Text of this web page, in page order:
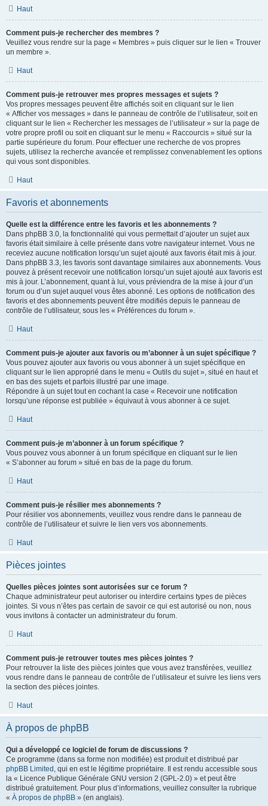
Haut
Comment puis-je rechercher des membres ?
Veuillez vous rendre sur la page « Membres » puis cliquer sur le lien « Trouver
un membre ».
Haut
Comment puis-je retrouver mes propres messages et sujets ?
Vos propres messages peuvent être affichés soit en cliquant sur le lien
« Afficher vos messages » dans le panneau de contrôle de l’utilisateur, soit en
cliquant sur le lien « Rechercher les messages de l’utilisateur » sur la page de
votre propre profil ou soit en cliquant sur le menu « Raccourcis » situé sur la
partie supérieure du forum. Pour effectuer une recherche de vos propres
sujets, utilisez la recherche avancée et remplissez convenablement les options
qui vous sont disponibles.
Haut
Favoris et abonnements
Quelle est la différence entre les favoris et les abonnements ?
Dans phpBB 3.0, la fonctionnalité qui vous permettait d’ajouter un sujet aux
favoris était similaire à celle présente dans votre navigateur internet. Vous ne
receviez aucune notification lorsqu’un sujet ajouté aux favoris était mis à jour.
Dans phpBB 3.3, les favoris sont davantage similaires aux abonnements. Vous
pouvez à présent recevoir une notification lorsqu’un sujet ajouté aux favoris est
mis à jour. L’abonnement, quant à lui, vous préviendra de la mise à jour d’un
forum ou d’un sujet auquel vous êtes abonné. Les options de notification des
favoris et des abonnements peuvent être modifiés depuis le panneau de
contrôle de l’utilisateur, sous les « Préférences du forum ».
Haut
Comment puis-je ajouter aux favoris ou m’abonner à un sujet spécifique ?
Vous pouvez ajouter aux favoris ou vous abonner à un sujet spécifique en
cliquant sur le lien approprié dans le menu « Outils du sujet », situé en haut et
en bas des sujets et parfois illustré par une image.
Répondre à un sujet tout en cochant la case « Recevoir une notification
lorsqu’une réponse est publiée » équivaut à vous abonner à ce sujet.
Haut
Comment puis-je m’abonner à un forum spécifique ?
Vous pouvez vous abonner à un forum spécifique en cliquant sur le lien
« S’abonner au forum » situé en bas de la page du forum.
Haut
Comment puis-je résilier mes abonnements ?
Pour résilier vos abonnements, veuillez vous rendre dans le panneau de
contrôle de l’utilisateur et suivre le lien vers vos abonnements.
Haut
Pièces jointes
Quelles pièces jointes sont autorisées sur ce forum ?
Chaque administrateur peut autoriser ou interdire certains types de pièces
jointes. Si vous n’êtes pas certain de savoir ce qui est autorisé ou non, nous
vous invitons à contacter un administrateur du forum.
Haut
Comment puis-je retrouver toutes mes pièces jointes ?
Pour retrouver la liste des pièces jointes que vous avez transférées, veuillez
vous rendre dans le panneau de contrôle de l’utilisateur et suivre les liens vers
la section des pièces jointes.
Haut
À propos de phpBB
Qui a développé ce logiciel de forum de discussions ?
Ce programme (dans sa forme non modifiée) est produit et distribué par
phpBB Limited , qui en est le légitime propriétaire. Il est rendu accessible sous
la « Licence Publique Générale GNU version 2 (GPL-2.0) » et peut être
distribué gratuitement. Pour plus d’informations, veuillez consulter la rubrique
« À propos de phpBB » (en anglais).